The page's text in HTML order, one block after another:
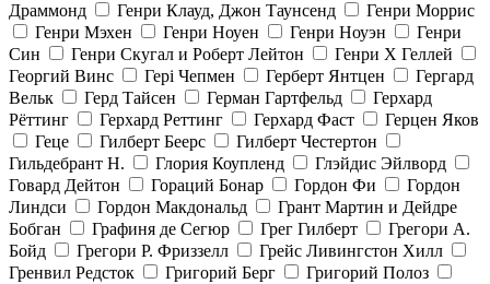
Драммонд
Генри Клауд, Джон Таунсенд
Генри Моррис
Генри Мэхен
Генри Ноуен Генри Ноуэн
Генри
Син
Генри Скугал и Роберт Лейтон
Генри Х Геллей
Георгий Винс
Гері Чепмен Герберт Янтцен
Гергард
Вельк
Герд Тайсен Герман Гартфельд
Герхард
Рёттинг
Герхард Реттинг Герхард Фаст
Герцен Яков
Геце
Гилберт Беерс
Гилберт Честертон
Гильдебрант Н.
Глория Коупленд
Глэйдис Эйлворд
Говард Дейтон
Гораций Бонар Гордон Фи
Гордон
Линдси
Гордон Макдональд
Грант Мартин и Дейдре
Бобган
Графиня де Сегюр Грег Гилберт
Грегори А.
Бойд
Грегори Р. Фриззелл
Грейс Ливингстон Хилл
Гренвил Редсток
Григорий Берг
Григорий Полоз